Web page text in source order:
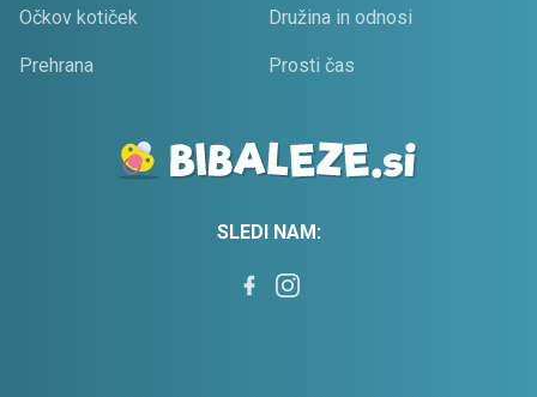
Očkov kotiček Družina in odnosi
Prehrana Prosti čas
SLEDI NAM: